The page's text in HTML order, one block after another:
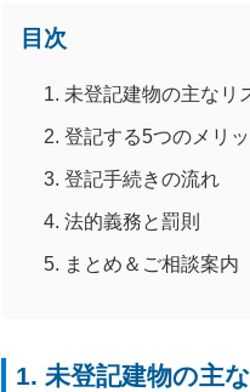
目次
1. 未登記建物の主なリ
2. 登記する5つのメリッ
3. 登記手続きの流れ
4. 法的義務と罰則
5. まとめ＆ご相談案内
1. 未登記建物の主